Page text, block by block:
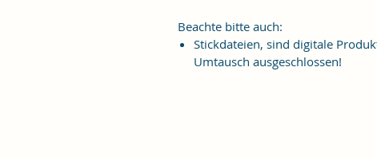
Beachte bitte auch:
Stickdateien, sind digitale
Umtausch ausgeschlossen!